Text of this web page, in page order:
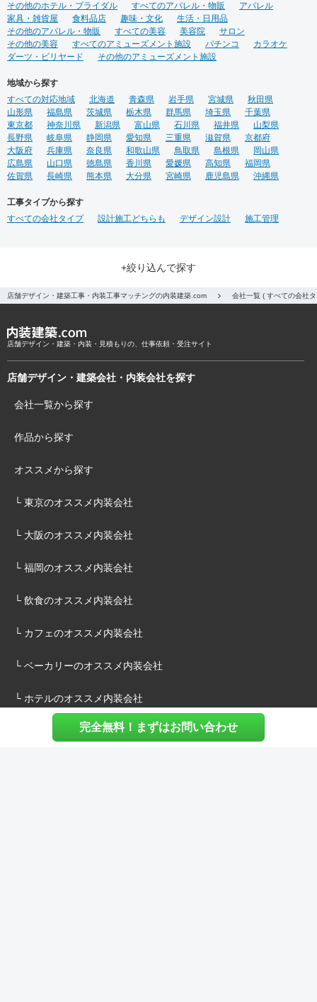
完全無料！まずはお問い合わせ
その他のホテル・ブライダル
すべてのアパレル・物販
アパレル
家具・雑貨屋
食料品店 趣味・文化
生活・日用品
その他のアパレル・物販
すべての美容 美容院
サロン
その他の美容
すべてのアミューズメント施設 パチンコ
カラオケ
ダーツ・ビリヤード
その他のアミューズメント施設
地域から探す
すべての対応地域
北海道 青森県 岩手県 宮城県
秋田県
山形県
福島県 茨城県 栃木県 群馬県 埼玉県
千葉県
東京都
神奈川県 新潟県 富山県 石川県 福井県
山梨県
長野県
岐阜県 静岡県 愛知県 三重県 滋賀県
京都府
大阪府
兵庫県 奈良県 和歌山県 鳥取県 島根県
岡山県
広島県
山口県 徳島県 香川県 愛媛県 高知県
福岡県
佐賀県
長崎県 熊本県 大分県 宮崎県 鹿児島県 沖縄県
工事タイプから探す
すべての会社タイプ
設計施工どちらも デザイン設計 施工管理
+絞り込んで探す
店舗デザイン・建築工事・内装工事マッチングの内装建築.com 会社一覧 ( すべての会社
店舗デザイン・建築・内装・見積もりの、仕事依頼・受注サイト
店舗デザイン・建築会社・内装会社を探す
会社一覧から探す
作品から探す
オススメから探す
└ 東京のオススメ内装会社
└ 大阪のオススメ内装会社
└ 福岡のオススメ内装会社
└ 飲食のオススメ内装会社
└ カフェのオススメ内装会社
└ ベーカリーのオススメ内装会社
└ ホテルのオススメ内装会社